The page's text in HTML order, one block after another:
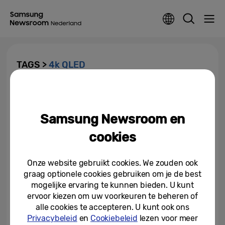
TAGS >4k QLED
20-09-2021
Samsung Newsroom en
cookies
Onze website gebruikt cookies. We zouden ook
graag optionele cookies gebruiken om je de best
mogelijke ervaring te kunnen bieden. U kunt
ervoor kiezen om uw voorkeuren te beheren of
alle cookies te accepteren. U kunt ook ons
Privacybeleid en Cookiebeleid lezen voor meer